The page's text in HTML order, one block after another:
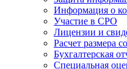
Информация о
Участие в СРО
Лицензии и
Расчет размера
Бухгалтерская
Специальная